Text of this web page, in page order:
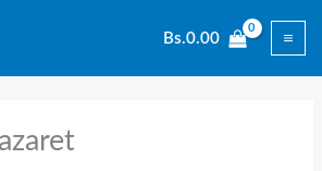
Bs.0.00